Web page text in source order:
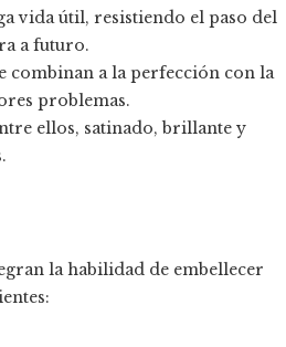
vida útil, resistiendo el paso del
a futuro.
combinan a la perfección con la
problemas.
ellos, satinado, brillante y
la habilidad de embellecer